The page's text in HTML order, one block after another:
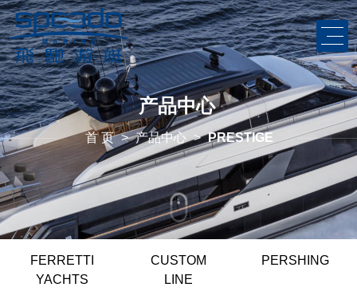
产品中心
首 页 > 产品中心 > PRESTIGE
FERRETTI
YACHTS
CUSTOM
LINE
PERSHING